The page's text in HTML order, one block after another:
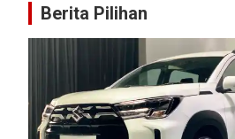
Berita Pilihan